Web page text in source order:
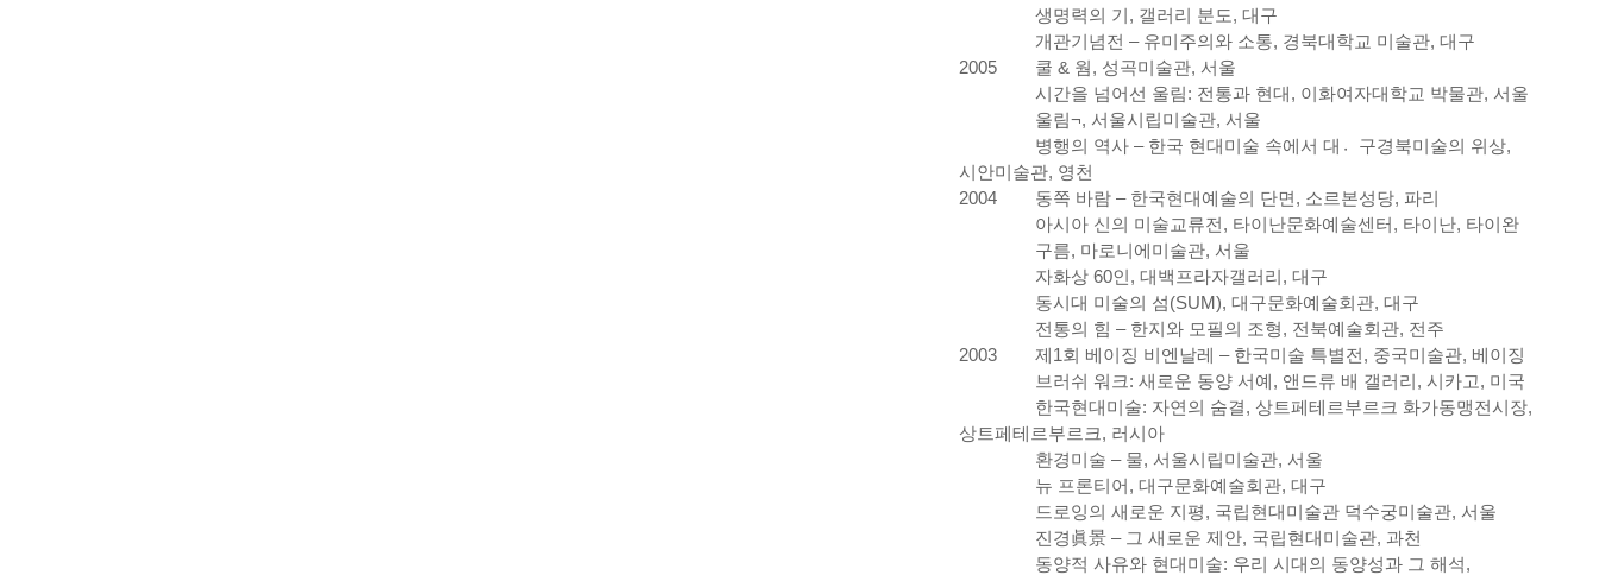
생명력의 기, 갤러리 분도, 대구
개관기념전 – 유미주의와 소통, 경북대학교 미술관, 대구
2005
쿨 & 웜, 성곡미술관, 서울
시간을 넘어선 울림: 전통과 현대, 이화여자대학교 박물관, 서울
울림¬, 서울시립미술관, 서울
병행의 역사 – 한국 현대미술 속에서 대구〮경북미술의 위상,
시안미술관, 영천
2004
동쪽 바람 – 한국현대예술의 단면, 소르본성당, 파리
아시아 신의 미술교류전, 타이난문화예술센터, 타이난, 타이완
구름, 마로니에미술관, 서울
자화상 60인, 대백프라자갤러리, 대구
동시대 미술의 섬(SUM), 대구문화예술회관, 대구
전통의 힘 – 한지와 모필의 조형, 전북예술회관, 전주
2003
제1회 베이징 비엔날레 – 한국미술 특별전, 중국미술관, 베이징
브러쉬 워크: 새로운 동양 서예, 앤드류 배 갤러리, 시카고, 미국
한국현대미술: 자연의 숨결, 상트페테르부르크 화가동맹전시장,
상트페테르부르크, 러시아
환경미술 – 물, 서울시립미술관, 서울
뉴 프론티어, 대구문화예술회관, 대구
드로잉의 새로운 지평, 국립현대미술관 덕수궁미술관, 서울
진경眞景 – 그 새로운 제안, 국립현대미술관, 과천
동양적 사유와 현대미술: 우리 시대의 동양성과 그 해석,